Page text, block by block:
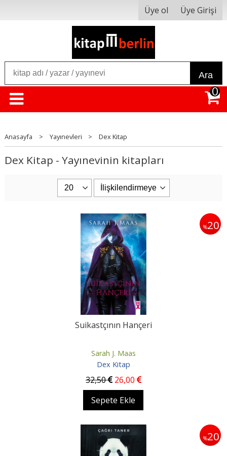
Üye ol Üye Girişi
Ara
0
Anasayfa > Yayınevleri > Dex Kitap
Dex Kitap - Yayınevinin kitapları
%20
Suikastçının Hançeri
Sarah J. Maas
Dex Kitap
32,50 26,00
Sepete Ekle
%20